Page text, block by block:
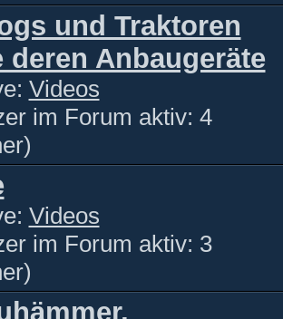
und Traktoren
deren Anbaugeräte
Videos
im Forum aktiv: 4
Videos
im Forum aktiv: 3